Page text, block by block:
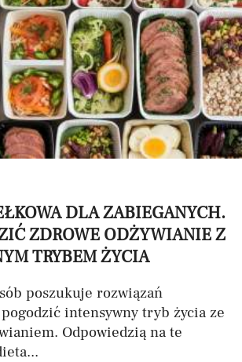
DLA ZABIEGANYCH.
ZDROWE ODŻYWIANIE Z
TRYBEM ŻYCIA
poszukuje rozwiązań
intensywny tryb życia ze
Odpowiedzią na te